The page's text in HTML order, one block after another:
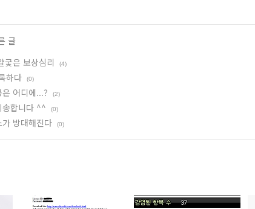
글
궃은 보상심리
(4)
하다 (0)
어디에...? (2)
송합니다 ^^ (0)
방대해진다 (0)